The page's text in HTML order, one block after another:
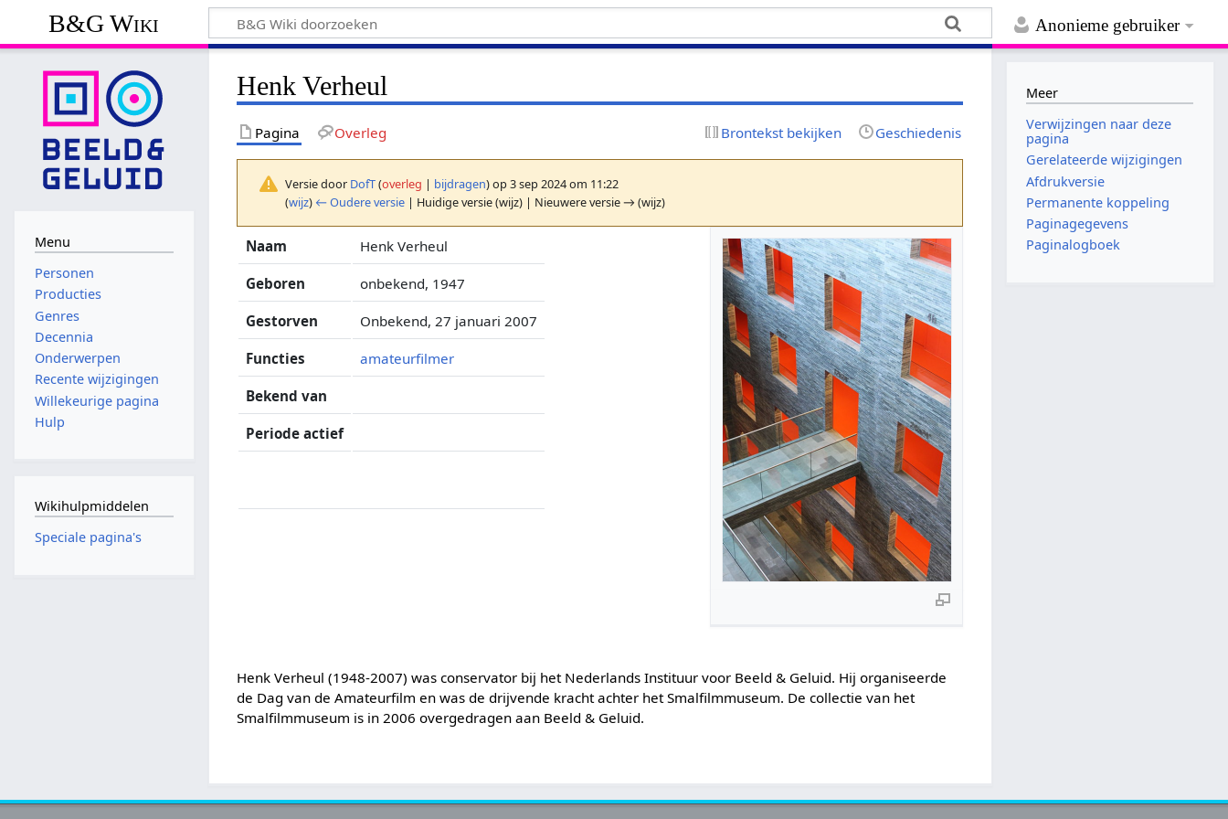
Anonieme gebruiker
B&G Wiki
Henk Verheul
Pagina Overleg Brontekst bekijken Geschiedenis
Versie door DofT(overleg | bijdragen)op 3 sep 2024 om 11:22
(wijz) ← Oudere versie | Huidige versie (wijz) | Nieuwere versie → (wijz)
Naam Henk Verheul
Geboren onbekend, 1947
Gestorven Onbekend, 27 januari 2007
Functies amateurfilmer
Bekend van
Periode actief
Henk Verheul (1948-2007) was conservator bij het Nederlands Instituur voor Beeld & Geluid. Hij organiseerde
de Dag van de Amateurfilm en was de drijvende kracht achter het Smalfilmmuseum. De collectie van het
Smalfilmmuseum is in 2006 overgedragen aan Beeld & Geluid.
Menu
Personen
Producties
Genres
Decennia
Onderwerpen
Recente wijzigingen
Willekeurige pagina
Hulp
Wikihulpmiddelen
Speciale pagina's
Meer
Verwijzingen naar deze
pagina
Gerelateerde wijzigingen
Afdrukversie
Permanente koppeling
Paginagegevens
Paginalogboek